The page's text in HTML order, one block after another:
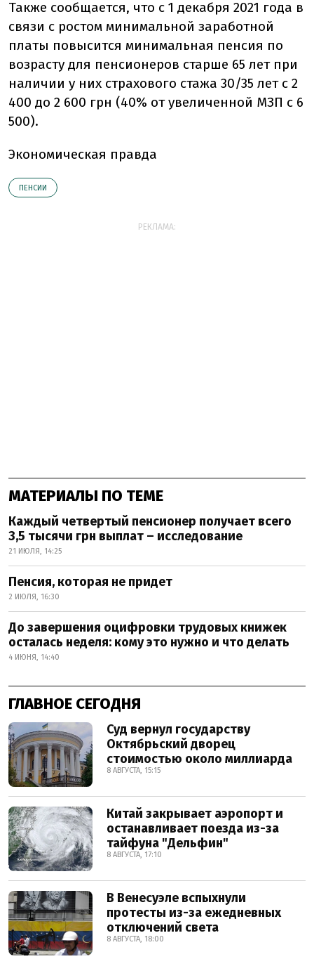
Также сообщается, что с 1 декабря 2021 года в
связи с ростом минимальной заработной
платы повысится минимальная пенсия по
возрасту для пенсионеров старше 65 лет при
наличии у них страхового стажа 30/35 лет с 2
400 до 2 600 грн (40% от увеличенной МЗП с 6
500).
Экономическая правда
ПЕНСИИ
РЕКЛАМА:
МАТЕРИАЛЫ ПО ТЕМЕ
Каждый четвертый пенсионер получает всего
3,5 тысячи грн выплат – исследование
21 ИЮЛЯ, 14:25
Пенсия, которая не придет
2 ИЮЛЯ, 16:30
До завершения оцифровки трудовых книжек
осталась неделя: кому это нужно и что делать
4 ИЮНЯ, 14:40
ГЛАВНОЕ СЕГОДНЯ
Суд вернул государству
Октябрьский дворец
стоимостью около миллиарда
8 АВГУСТА, 15:15
Китай закрывает аэропорт и
останавливает поезда из-за
тайфуна "Дельфин"
8 АВГУСТА, 17:10
В Венесуэле вспыхнули
протесты из-за ежедневных
отключений света
8 АВГУСТА, 18:00